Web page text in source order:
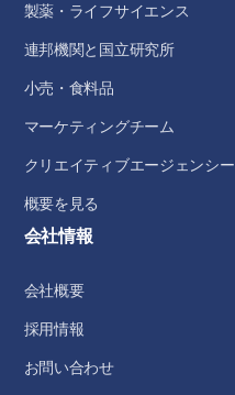
製薬・ライフサイエンス
連邦機関と国立研究所
小売・食料品
マーケティングチーム
クリエイティブエージェンシー
概要を見る
会社情報
会社概要
採用情報
お問い合わせ